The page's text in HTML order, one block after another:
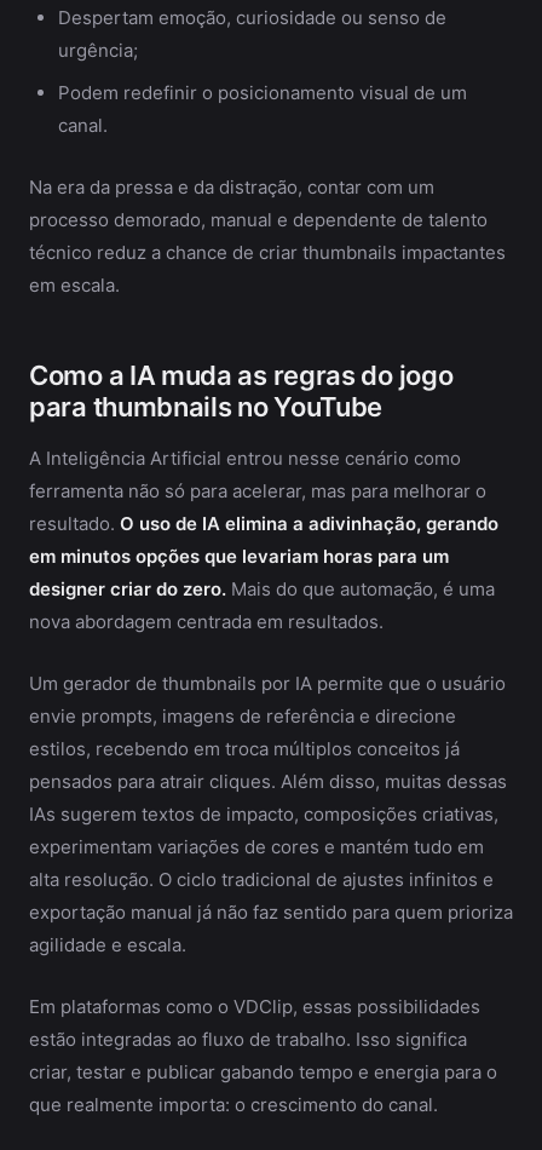
Despertam emoção, curiosidade ou senso de
urgência;
Podem redefinir o posicionamento visual de um
canal.
Na era da pressa e da distração, contar com um
processo demorado, manual e dependente de talento
técnico reduz a chance de criar thumbnails impactantes
em escala.
Como a IA muda as regras do jogo
para thumbnails no YouTube
A Inteligência Artificial entrou nesse cenário como
ferramenta não só para acelerar, mas para melhorar o
resultado. O uso de IA elimina a adivinhação, gerando
em minutos opções que levariam horas para um
designer criar do zero. Mais do que automação, é uma
nova abordagem centrada em resultados.
Um gerador de thumbnails por IA permite que o usuário
envie prompts, imagens de referência e direcione
estilos, recebendo em troca múltiplos conceitos já
pensados para atrair cliques. Além disso, muitas dessas
IAs sugerem textos de impacto, composições criativas,
experimentam variações de cores e mantém tudo em
alta resolução. O ciclo tradicional de ajustes infinitos e
exportação manual já não faz sentido para quem prioriza
agilidade e escala.
Em plataformas como o VDClip, essas possibilidades
estão integradas ao fluxo de trabalho. Isso significa
criar, testar e publicar gabando tempo e energia para o
que realmente importa: o crescimento do canal.